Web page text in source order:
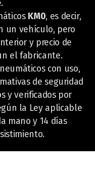
KM0, es decir,
un vehículo, pero
y precio de
el fabricante.
con uso,
de seguridad
y verificados por
la Ley aplicable
mano y 14 días
.